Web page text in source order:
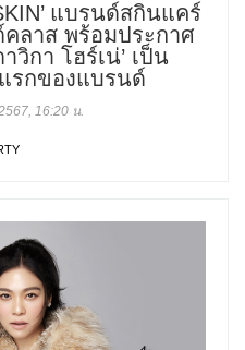
แบรนด์สกินแคร์
ลาส พร้อมประกาศ
วิกา โฮร์เน่’ เป็น
รกของแบรนด์
16:20 น.